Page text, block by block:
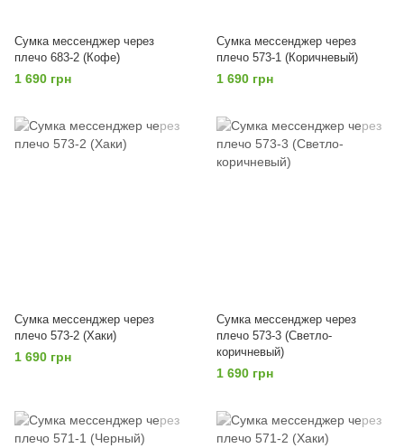
Сумка мессенджер через
плечо 683-2 (Кофе)
1 690 грн
Сумка мессенджер через
плечо 573-1 (Коричневый)
1 690 грн
Сумка мессенджер через
плечо 573-2 (Хаки)
1 690 грн
Сумка мессенджер через
плечо 573-3 (Светло-
коричневый)
1 690 грн